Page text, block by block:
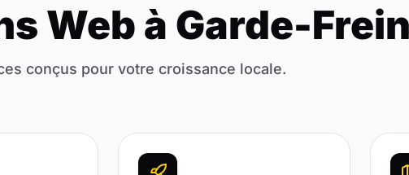
Web à Garde-
conçus pour votre croissance locale.